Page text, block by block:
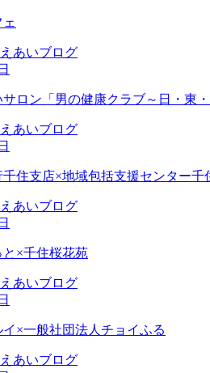
あいブログ
サロン「男の健康クラブ～日・東・
あいブログ
千住支店×地域包括支援センター千
あいブログ
と×千住桜花苑
あいブログ
イ×一般社団法人チョイふる
あいブログ